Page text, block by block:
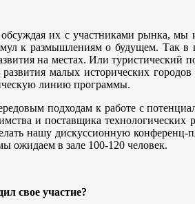
их с участниками рынка, мы
к размышлениям о будущем. Так
на местах. Или туристический
малых исторических
линию программы.
подходам к работе с
и поставщика
нашу дискуссионную
ожидаем в зале 100-120 человек.
свое участие?